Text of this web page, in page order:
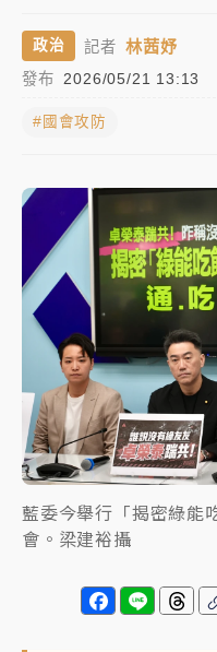
油價持續凍漲！ 中油
有片｜
白海豚暴風圈
連根拔起
中颱白海豚風雨來了
響最劇烈
白海豚逼近！北市水
4800＋拖吊費
政治 記者 林茜妤
發布 2026/05/21 13:13
#國會攻防
藍委今舉行「揭密綠能
會。梁建裕攝